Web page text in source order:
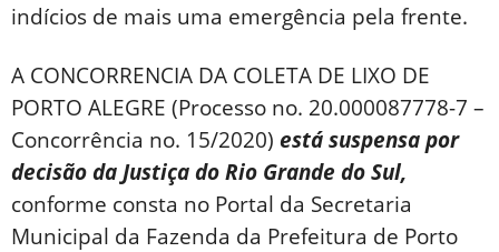
indícios de mais uma emergência pela frente.
A CONCORRENCIA DA COLETA DE LIXO DE
PORTO ALEGRE (Processo no. 20.000087778-7 –
Concorrência no. 15/2020) está suspensa por
decisão da Justiça do Rio Grande do Sul,
conforme consta no Portal da Secretaria
Municipal da Fazenda da Prefeitura de Porto